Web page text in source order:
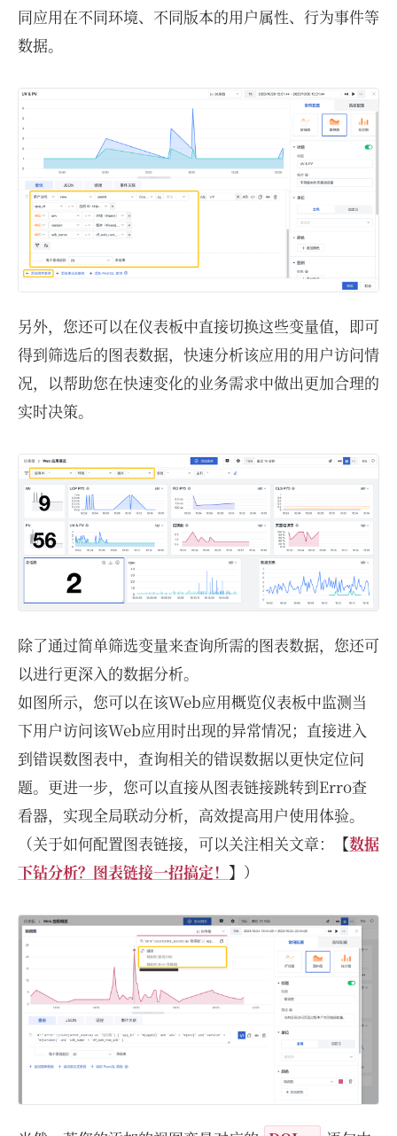
同应用在不同环境、不同版本的用户属性、行为事件等
数据。
另外，您还可以在仪表板中直接切换这些变量值，即可
得到筛选后的图表数据，快速分析该应用的用户访问情
况，以帮助您在快速变化的业务需求中做出更加合理的
实时决策。
除了通过简单筛选变量来查询所需的图表数据，您还可
以进行更深入的数据分析。
如图所示，您可以在该Web应用概览仪表板中监测当
下用户访问该Web应用时出现的异常情况；直接进入
到错误数图表中，查询相关的错误数据以更快定位问
题。更进一步，您可以直接从图表链接跳转到Erro查
看器，实现全局联动分析，高效提高用户使用体验。
（关于如何配置图表链接，可以关注相关文章：【数据
下钻分析？图表链接一招搞定！ 】）